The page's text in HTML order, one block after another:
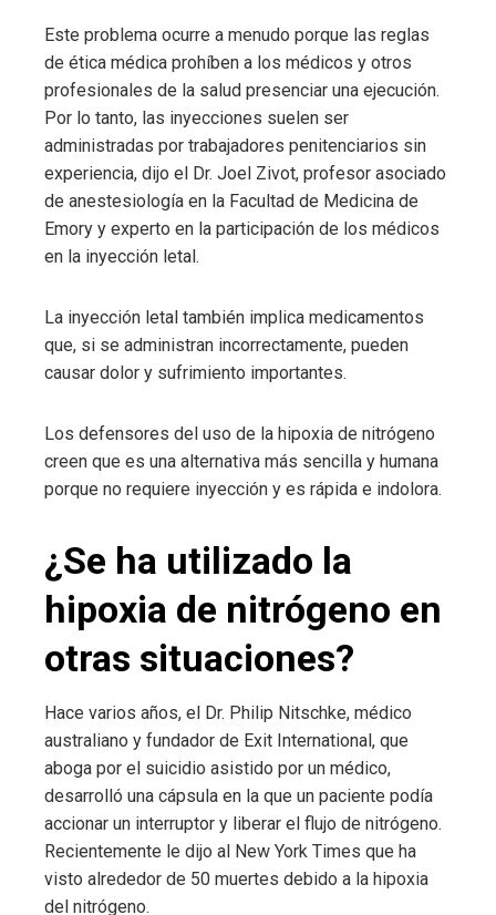
Este problema ocurre a menudo porque las reglas
de ética médica prohíben a los médicos y otros
profesionales de la salud presenciar una ejecución.
Por lo tanto, las inyecciones suelen ser
administradas por trabajadores penitenciarios sin
experiencia, dijo el Dr. Joel Zivot, profesor asociado
de anestesiología en la Facultad de Medicina de
Emory y experto en la participación de los médicos
en la inyección letal.
La inyección letal también implica medicamentos
que, si se administran incorrectamente, pueden
causar dolor y sufrimiento importantes.
Los defensores del uso de la hipoxia de nitrógeno
creen que es una alternativa más sencilla y humana
porque no requiere inyección y es rápida e indolora.
¿Se ha utilizado la
hipoxia de nitrógeno en
otras situaciones?
Hace varios años, el Dr. Philip Nitschke, médico
australiano y fundador de Exit International, que
aboga por el suicidio asistido por un médico,
desarrolló una cápsula en la que un paciente podía
accionar un interruptor y liberar el flujo de nitrógeno.
Recientemente le dijo al New York Times que ha
visto alrededor de 50 muertes debido a la hipoxia
del nitrógeno.